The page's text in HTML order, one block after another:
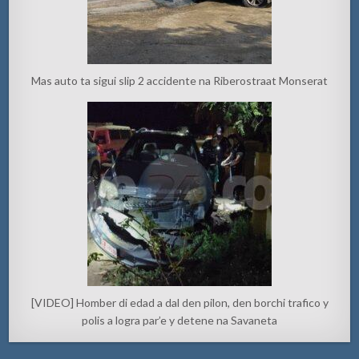
Mas auto ta sigui slip 2 accidente na Riberostraat Monserat
[VIDEO] Homber di edad a dal den pilon, den borchi trafico y
polis a logra par’e y detene na Savaneta